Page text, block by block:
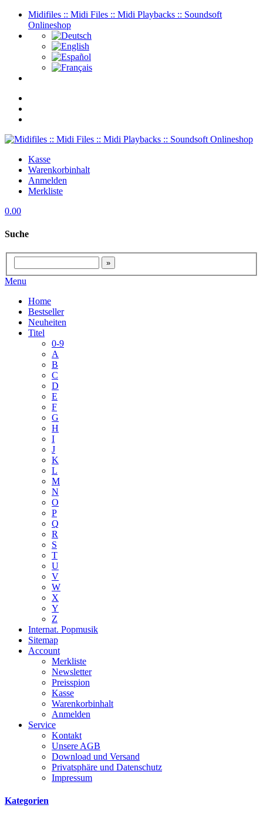
Midifiles :: Midi Files :: Midi Playbacks :: Soundsoft
Onlineshop
Kasse
Warenkorbinhalt
Anmelden
Merkliste
0.00
Suche
Menu
Home
Bestseller
Neuheiten
Titel
0-9
A
B
C
D
E
F
G
H
I
J
K
L
M
N
O
P
Q
R
S
T
U
V
W
X
Y
Z
Internat. Popmusik
Sitemap
Account
Merkliste
Newsletter
Preisspion
Kasse
Warenkorbinhalt
Anmelden
Service
Kontakt
Unsere AGB
Download und Versand
Privatsphäre und Datenschutz
Impressum
Kategorien